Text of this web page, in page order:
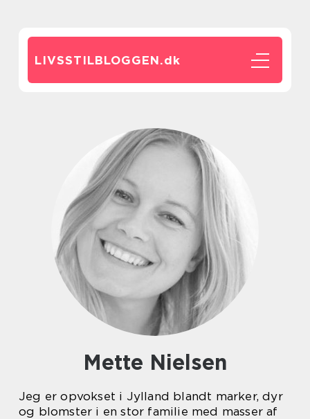
LIVSSTILBLOGGEN.dk
Mette Nielsen
Jeg er opvokset i Jylland blandt marker, dyr
og blomster i en stor familie med masser af